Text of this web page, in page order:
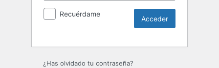
Recuérdame
¿Has olvidado tu contraseña?